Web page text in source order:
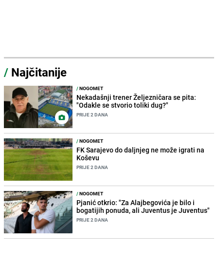
/ Najčitanije
/NOGOMET
Nekadašnji trener Željezničara se pita:
"Odakle se stvorio toliki dug?"
PRIJE 2 DANA
/NOGOMET
FK Sarajevo do daljnjeg ne može igrati na
Koševu
PRIJE 2 DANA
/NOGOMET
Pjanić otkrio: "Za Alajbegovića je bilo i
bogatijih ponuda, ali Juventus je Juventus"
PRIJE 2 DANA